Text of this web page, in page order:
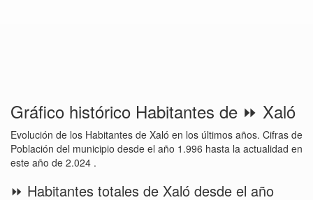
Gráfico histórico Habitantes de ⏩ Xaló
Evolución de los Habitantes de Xaló en los últimos años. Cifras de
Población del municipio desde el año 1.996 hasta la actualidad en
este año de 2.024 .
⏩ Habitantes totales de Xaló desde el año